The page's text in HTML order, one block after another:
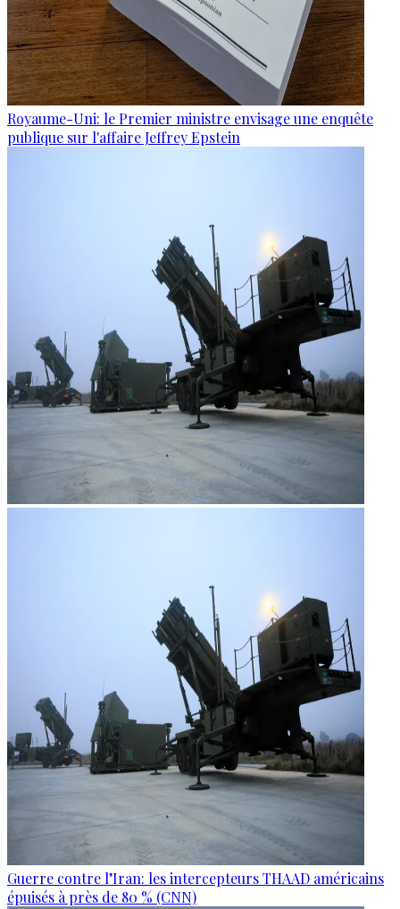
Royaume-Uni: le Premier ministre envisage une enquête
publique sur l'affaire Jeffrey Epstein
Guerre contre l’Iran: les intercepteurs THAAD américains
épuisés à près de 80 % (CNN)